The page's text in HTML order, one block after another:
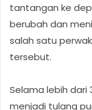
tantangan ke
berubah dan
salah satu
tersebut.
Selama lebih dari
menjadi tulang